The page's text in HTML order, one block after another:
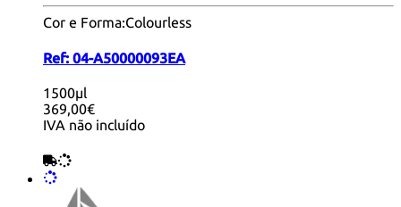
Cor e Forma:Colourless
Ref: 04-A50000093EA
1500µl
369,00€
IVA não incluído